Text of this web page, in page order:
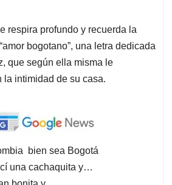
respira profundo y recuerda la
bogotano”, una letra dedicada
que según ella misma le
la intimidad de su casa.
bien sea Bogotá
una cachaquita y…